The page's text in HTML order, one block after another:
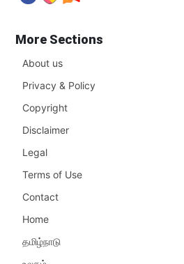
More Sections
About us
Privacy & Policy
Copyright
Disclaimer
Legal
Terms of Use
Contact
Home
தமிழ்நாடு